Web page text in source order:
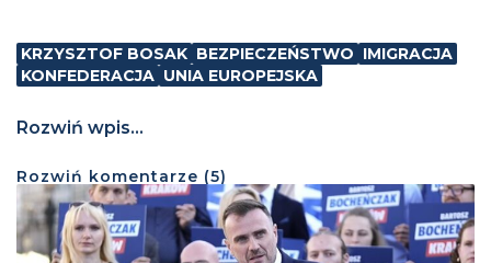
KRZYSZTOF BOSAK BEZPIECZEŃSTWO IMIGRACJA
KONFEDERACJA UNIA EUROPEJSKA
Rozwiń wpis...
Rozwiń komentarze (5)